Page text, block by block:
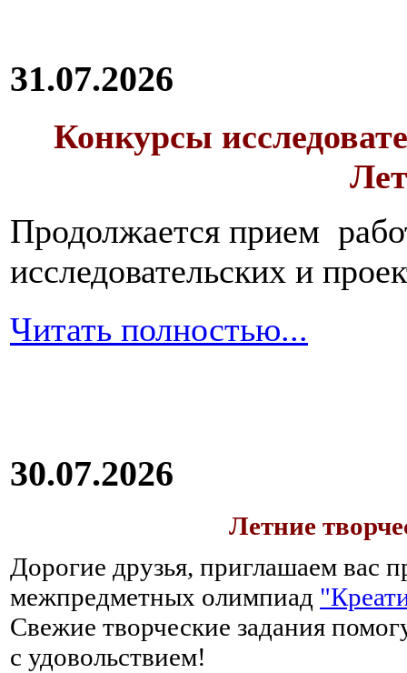
31.07.2026
Конкурсы
Продолжается прием
исследовательских и
Читать полностью...
30.07.2026
Летние
Дорогие друзья, приглашаем вас
межпредметных олимпиад
Свежие творческие задания
с удовольствием!